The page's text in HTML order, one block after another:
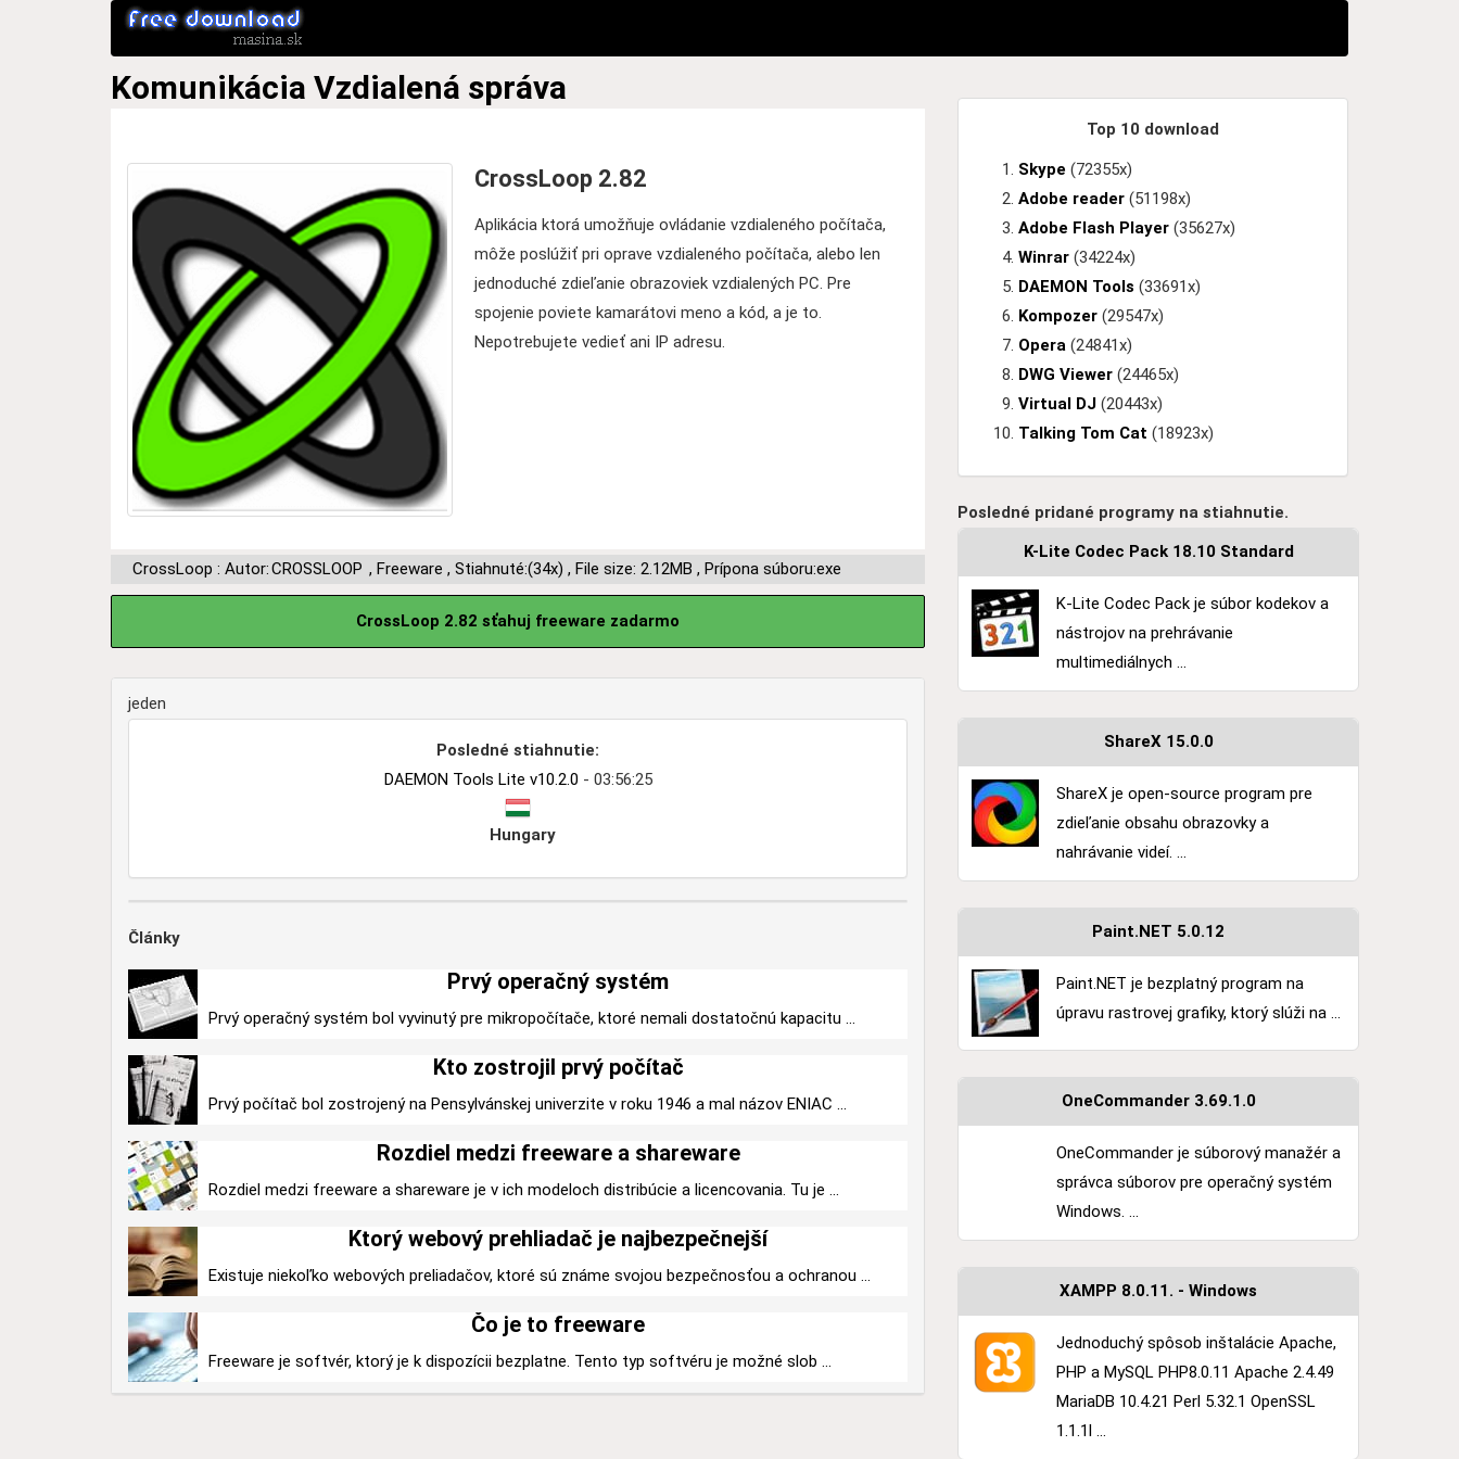
Komunikácia Vzdialená správa
CrossLoop 2.82
Aplikácia ktorá umožňuje ovládanie vzdialeného počítača,
môže poslúžiť pri oprave vzdialeného počítača, alebo len
jednoduché zdieľanie obrazoviek vzdialených PC. Pre
spojenie poviete kamarátovi meno a kód, a je to.
Nepotrebujete vedieť ani IP adresu.
CrossLoop : Autor:CROSSLOOP , Freeware , Stiahnuté:(34x) , File size: 2.12MB , Prípona súboru:exe
CrossLoop 2.82 sťahuj freeware zadarmo
jeden
Posledné stiahnutie:
DAEMON Tools Lite v10.2.0 - 03:56:25
Hungary
Články
Prvý operačný systém
Prvý operačný systém bol vyvinutý pre mikropočítače, ktoré nemali dostatočnú kapacitu ...
Kto zostrojil prvý počítač
Prvý počítač bol zostrojený na Pensylvánskej univerzite v roku 1946 a mal názov ENIAC ...
Rozdiel medzi freeware a shareware
Rozdiel medzi freeware a shareware je v ich modeloch distribúcie a licencovania. Tu je ...
Ktorý webový prehliadač je najbezpečnejší
Existuje niekoľko webových preliadačov, ktoré sú známe svojou bezpečnosťou a ochranou ...
Čo je to freeware
Freeware je softvér, ktorý je k dispozícii bezplatne. Tento typ softvéru je možné slob ...
Top 10 download
Skype (72355x)
Adobe reader (51198x)
Adobe Flash Player (35627x)
Winrar (34224x)
DAEMON Tools (33691x)
Kompozer (29547x)
Opera (24841x)
DWG Viewer (24465x)
Virtual DJ (20443x)
Talking Tom Cat (18923x)
Posledné pridané programy na stiahnutie.
K-Lite Codec Pack 18.10 Standard
K-Lite Codec Pack je súbor kodekov a
nástrojov na prehrávanie
multimediálnych ...
ShareX 15.0.0
ShareX je open-source program pre
zdieľanie obsahu obrazovky a
nahrávanie videí. ...
Paint.NET 5.0.12
Paint.NET je bezplatný program na
úpravu rastrovej grafiky, ktorý slúži na ...
OneCommander 3.69.1.0
OneCommander je súborový manažér a
správca súborov pre operačný systém
Windows. ...
XAMPP 8.0.11. - Windows
Jednoduchý spôsob inštalácie Apache,
PHP a MySQL PHP8.0.11 Apache 2.4.49
MariaDB 10.4.21 Perl 5.32.1 OpenSSL
1.1.1l ...